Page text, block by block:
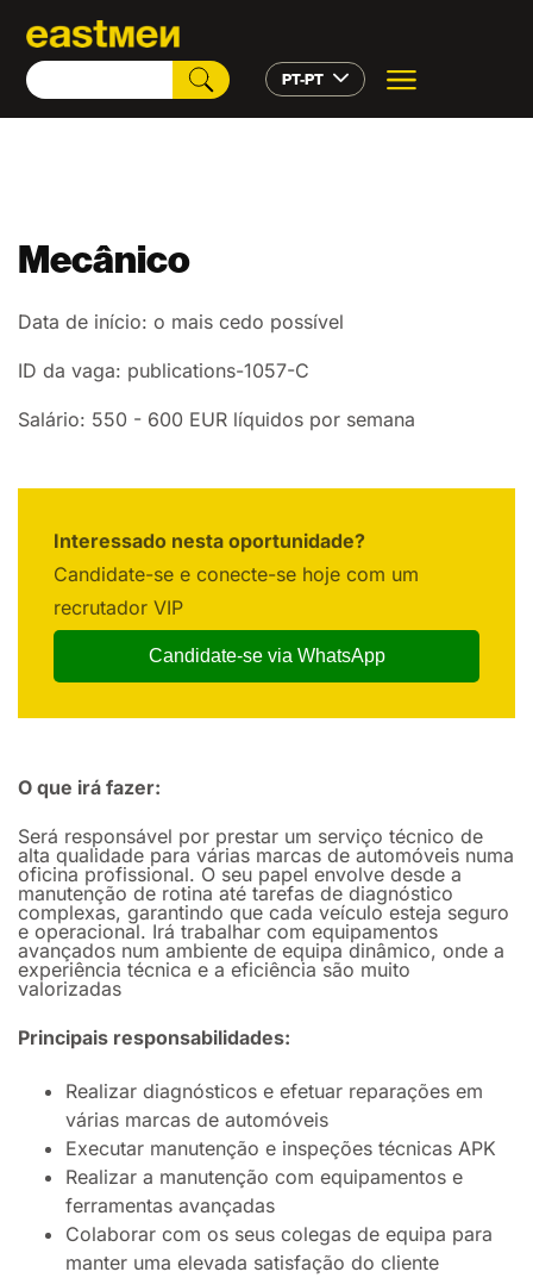
PT-PT
Mecânico
Data de início: o mais cedo possível
ID da vaga: publications-1057-C
Salário: 550 - 600 EUR líquidos por semana
Interessado nesta oportunidade?
Candidate-se e conecte-se hoje com um
recrutador VIP
Candidate-se via WhatsApp
O que irá fazer:
Será responsável por prestar um serviço técnico de
alta qualidade para várias marcas de automóveis numa
oficina profissional. O seu papel envolve desde a
manutenção de rotina até tarefas de diagnóstico
complexas, garantindo que cada veículo esteja seguro
e operacional. Irá trabalhar com equipamentos
avançados num ambiente de equipa dinâmico, onde a
experiência técnica e a eficiência são muito
valorizadas
Principais responsabilidades:
Realizar diagnósticos e efetuar reparações em
várias marcas de automóveis
Executar manutenção e inspeções técnicas APK
Realizar a manutenção com equipamentos e
ferramentas avançadas
Colaborar com os seus colegas de equipa para
manter uma elevada satisfação do cliente